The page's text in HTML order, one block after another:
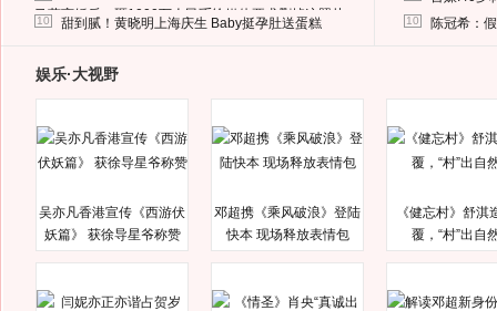
马蓉离婚后，砸1000万人民币给媒体要求删掉这照片
10 甜到腻！黄晓明上海庆生 Baby挺孕肚送蛋糕 10 陈冠希：
娱乐·大视野
吴亦凡香港宣传《西游伏
妖篇》 获徐导星爷称赞
邓超携《乘风破浪》登陆
快本 现场释放表情包
《健忘村》舒淇
覆，“村”出自